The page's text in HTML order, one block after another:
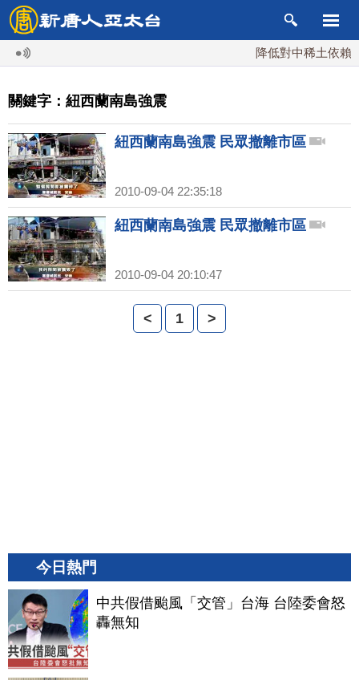
降低對中稀土依賴
關鍵字：紐西蘭南島強震
紐西蘭南島強震 民眾撤離市區
2010-09-04 22:35:18
紐西蘭南島強震 民眾撤離市區
2010-09-04 20:10:47
< 1 >
今日熱門
中共假借颱風「交管」台海 台陸委會怒
轟無知